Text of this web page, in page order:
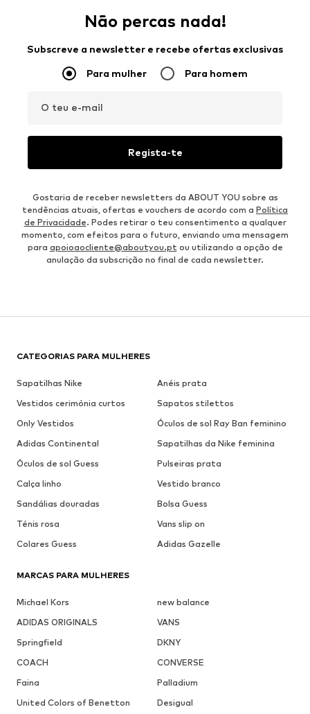
Não percas nada!
Subscreve a newsletter e recebe ofertas exclusivas
Para mulher Para homem
O teu e-mail
Regista-te
Gostaria de receber newsletters da ABOUT YOU sobre as
tendências atuais, ofertas e vouchers de acordo com a Política
de Privacidade. Podes retirar o teu consentimento a qualquer
momento, com efeitos para o futuro, enviando uma mensagem
para apoioaocliente@aboutyou.pt ou utilizando a opção de
anulação da subscrição no final de cada newsletter.
CATEGORIAS PARA MULHERES
Sapatilhas Nike
Anéis prata
Vestidos cerimónia curtos
Sapatos stilettos
Only Vestidos
Óculos de sol Ray Ban feminino
Adidas Continental
Sapatilhas da Nike feminina
Óculos de sol Guess
Pulseiras prata
Calça linho
Vestido branco
Sandálias douradas
Bolsa Guess
Ténis rosa
Vans slip on
Colares Guess
Adidas Gazelle
MARCAS PARA MULHERES
Michael Kors
new balance
ADIDAS ORIGINALS
VANS
Springfield
DKNY
COACH
CONVERSE
Faina
Palladium
United Colors of Benetton
Desigual